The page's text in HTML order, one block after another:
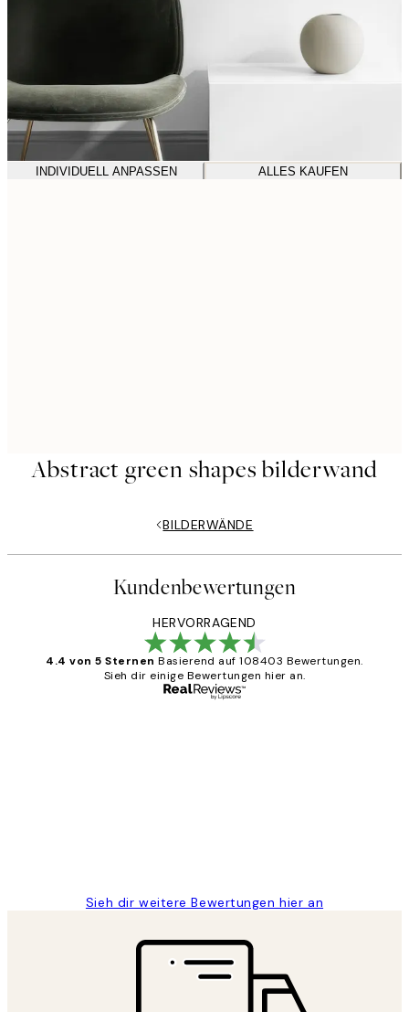
INDIVIDUELL ANPASSEN ALLES KAUFEN
Abstract green shapes bilderwand
BILDERWÄNDE
Kundenbewertungen
HERVORRAGEND
4.4 von 5 Sternen Basierend auf 108403 Bewertungen.
Sieh dir einige Bewertungen hier an.
Sieh dir weitere Bewertungen hier an